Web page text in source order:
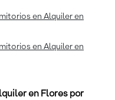
en Alquiler en
en Alquiler en
en Flores por